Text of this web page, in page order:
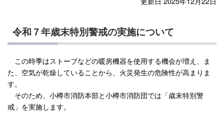
令和７年歳末特別警戒の実施について
この時季はストーブなどの暖房機器を使用する機会が増え、ま
た、空気が乾燥していることから、火災発生の危険性が高まりま
す。
そのため、小樽市消防本部と小樽市消防団では「歳末特別警
戒」を実施します。